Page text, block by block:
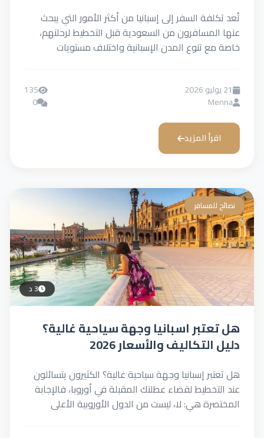
تُعد تكلفة السفر إلى إسبانيا من أكثر الأمور التي يبحث
عنها المسافرون من السعودية قبل التخطيط لرحلتهم،
خاصة مع تنوع المدن الإسبانية واختلاف مستويات
21 يوليو 2026
Menna
135
0
اقرأ المزيد
نصائح للمسافر
3 د
هل تعتبر اسبانيا وجهة سياحية غالية؟
دليل التكاليف والأسعار 2026
هل تعتبر إسبانيا وجهة سياحية غالية؟ الكثيرون يتسائلون
عند التخطيط لقضاء عطلتك المقبلة في أوروبا، فالإجابة
المختصرة هي: لا، ليست من الدول الأوروبية الأعلى